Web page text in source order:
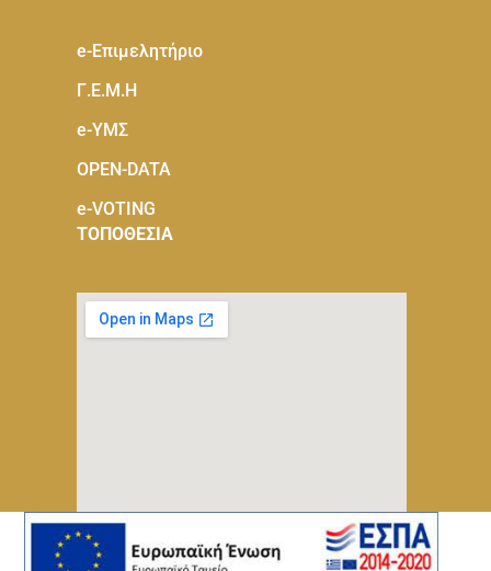
e-Eπιμελητήριο
Γ.Ε.Μ.Η
e-ΥΜΣ
OPEN-DATA
e-VOTING
ΤΟΠΟΘΕΣΙΑ